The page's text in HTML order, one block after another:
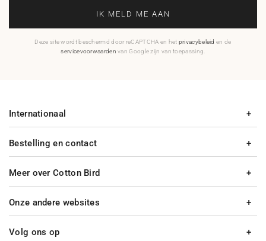
IK MELD ME AAN
Deze site wordt beschermd door reCAPTCHA en het privacybeleid en de
servicevoorwaarden van Google zijn van toepassing.
Bestelling en contact
Meer over Cotton Bird
Internationaal
Onze andere websites
Volg ons op